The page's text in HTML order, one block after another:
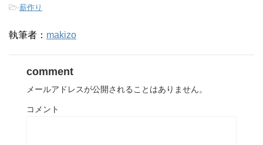
-薪作り
執筆者： makizo
comment
メールアドレスが公開されることはありません。
コメント